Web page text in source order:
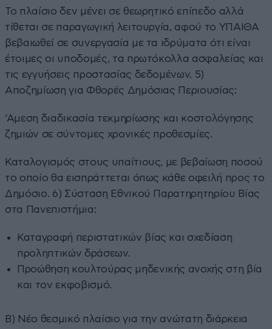
Το πλαίσιο δεν μένει σε θεωρητικό επίπεδο αλλά
τίθεται σε παραγωγική λειτουργία, αφού το ΥΠΑΙΘΑ
βεβαιωθεί σε συνεργασία με τα ιδρύματα ότι είναι
έτοιμες οι υποδομές, τα πρωτόκολλα ασφαλείας και
τις εγγυήσεις προστασίας δεδομένων. 5)
Αποζημίωση για Φθορές Δημόσιας Περιουσίας:
‘Αμεση διαδικασία τεκμηρίωσης και κοστολόγησης
ζημιών σε σύντομες χρονικές προθεσμίες.
Καταλογισμός στους υπαίτιους, με βεβαίωση ποσού
το οποίο θα εισπράττεται όπως κάθε οφειλή προς το
Δημόσιο. 6) Σύσταση Εθνικού Παρατηρητηρίου Βίας
στα Πανεπιστήμια:
Καταγραφή περιστατικών βίας και σχεδίαση
προληπτικών δράσεων.
Προώθηση κουλτούρας μηδενικής ανοχής στη βία
και τον εκφοβισμό.
Β) Νέο θεσμικό πλαίσιο για την ανώτατη διάρκεια